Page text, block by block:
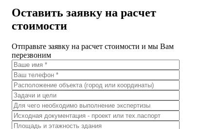
Оставить заявку на расчет
стоимости
Отправьте заявку на расчет стоимости и мы Вам
перезвоним